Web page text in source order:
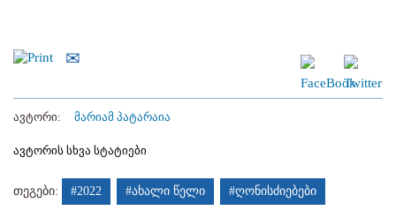
ავტორი: მარიამ პატარაია
ავტორის სხვა სტატიები
თეგები: #2022 #ახალი წელი #ღონისძიებები